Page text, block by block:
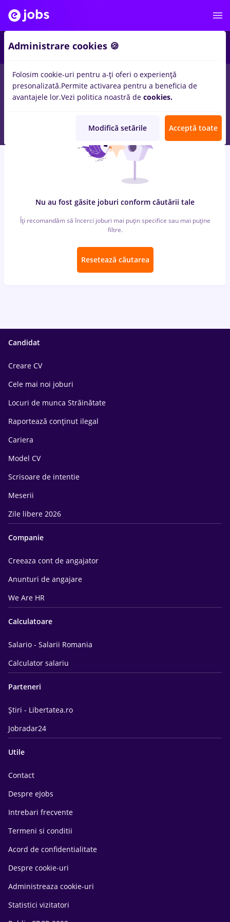
locuri de muncaprotocol pentruFara experienta
/ Sanatate
Nu au fost găsite joburi conform căutării tale
Îți recomandăm să încerci joburi mai puțin specifice sau mai puține
filtre.
Resetează căutarea
Candidat
Creare CV
Cele mai noi joburi
Locuri de munca Străinătate
Raportează conținut ilegal
Cariera
Model CV
Scrisoare de intentie
Meserii
Zile libere 2026
Companie
Creeaza cont de angajator
Anunturi de angajare
We Are HR
Calculatoare
Salario - Salarii Romania
Calculator salariu
Parteneri
Știri - Libertatea.ro
Jobradar24
Utile
Contact
Despre eJobs
Intrebari frecvente
Termeni si conditii
Acord de confidentialitate
Despre cookie-uri
Administreaza cookie-uri
Statistici vizitatori
Administrare cookies 🍪
Folosim cookie-uri pentru a-ți oferi o experiență
presonalizată.Permite activarea pentru a beneficia de
avantajele lor.Vezi politica noastră de cookies.
Modifică setările Acceptă toate